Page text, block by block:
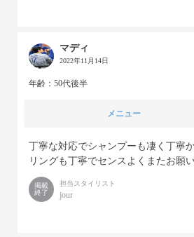
マディ
2022年11月14日
年齢：50代後半
メニュー
丁寧な対応でシャンプーも凄く丁寧
リングも丁寧でセンスよくまたお願
掲載
終了
担当スタイリスト
jour